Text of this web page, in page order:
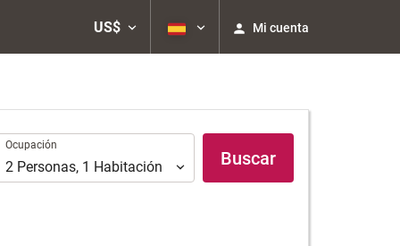
US$ Mi cuenta
Ocupación
Ocupación
2 Personas, 1 Habitación Buscar